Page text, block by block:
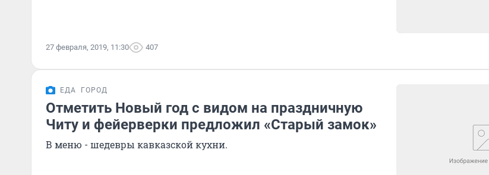
27 февраля, 2019, 11:30 407
ЕДА ГОРОД
Отметить Новый год с видом на праздничную
Читу и фейерверки предложил «Старый замок»
В меню - шедевры кавказской кухни.